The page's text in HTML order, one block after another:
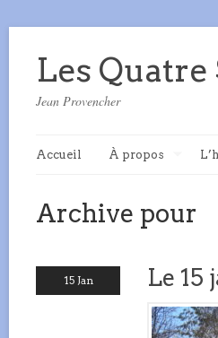
Les Quatre
Jean Provencher
Accueil À propos
Archive pour
15 Jan Le 15